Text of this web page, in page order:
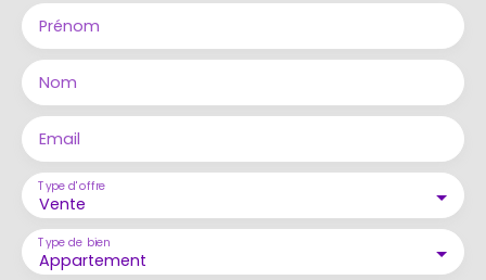
Prénom
Nom
Email
Vente
Type d'offre
Appartement
Type de bien